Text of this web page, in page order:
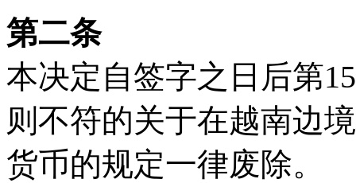
第二条
本决定自签字之日后第
则不符的关于在越南边
货币的规定一律废除。